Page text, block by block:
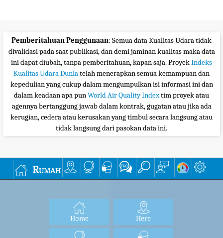
Pemberitahuan Penggunaan: Semua data Kualitas Udara tidak
divalidasi pada saat publikasi, dan demi jaminan kualitas maka data
ini dapat diubah, tanpa pemberitahuan, kapan saja. ProyekIndeks
Kualitas Udara Duniatelah menerapkan semua kemampuan dan
kepedulian yang cukup dalam mengumpulkan isi informasi ini dan
dalam keadaan apa punWorld Air Quality Indextim proyek atau
agennya bertanggung jawab dalam kontrak, gugatan atau jika ada
kerugian, cedera atau kerusakan yang timbul secara langsung atau
tidak langsung dari pasokan data ini.
Rumah
Home Here